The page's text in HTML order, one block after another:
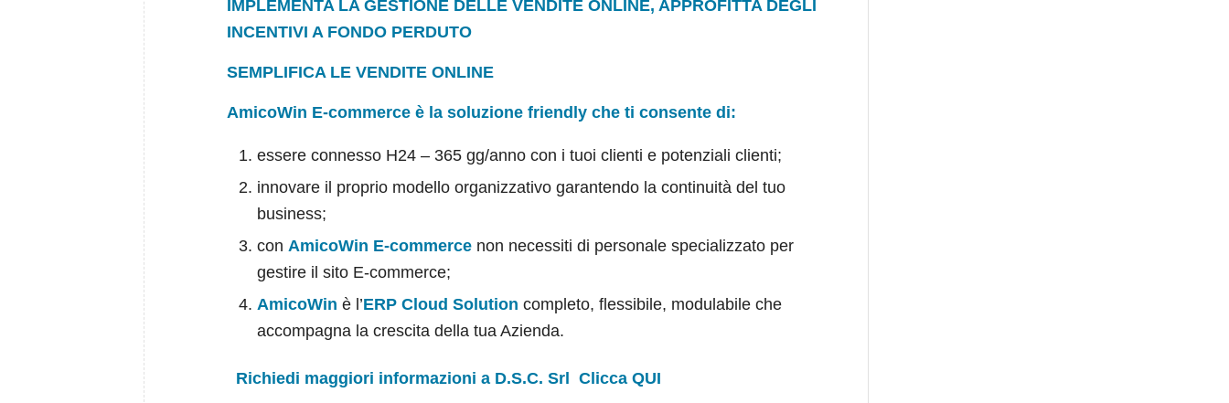
IMPLEMENTA LA GESTIONE DELLE VENDITE ONLINE, APPROFITTA DEGLI
INCENTIVI A FONDO PERDUTO
SEMPLIFICA LE VENDITE ONLINE
AmicoWin E-commerceè la soluzione friendly che ti consente di:
essere connesso H24 – 365 gg/anno con i tuoi clienti e potenziali clienti;
innovare il proprio modello organizzativo garantendo la continuità del tuo
business;
conAmicoWin E-commerce non necessiti di personale specializzato per
gestire il sito E-commerce;
AmicoWinè l’ERP Cloud Solutioncompleto, flessibile, modulabile che
accompagna la crescita della tua Azienda.
Richiedi maggiori informazioni a D.S.C. Srl CliccaQUI